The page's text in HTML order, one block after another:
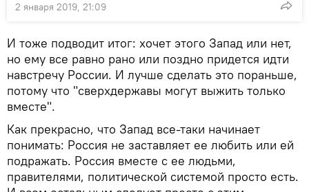
2 января 2019, 21:09
И тоже подводит итог: хочет этого Запад или нет,
но ему все равно рано или поздно придется идти
навстречу России. И лучше сделать это пораньше,
потому что "сверхдержавы могут выжить только
вместе".
Как прекрасно, что Запад все-таки начинает
понимать: Россия не заставляет ее любить или ей
подражать. Россия вместе с ее людьми,
правителями, политической системой просто есть.